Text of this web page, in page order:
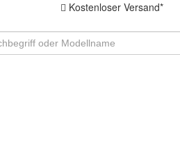
Kostenloser Versand*